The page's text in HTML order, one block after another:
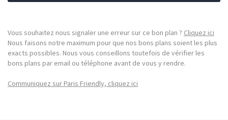
Vous souhaitez nous signaler une erreur sur ce bon plan ? Cliquez ici
Nous faisons notre maximum pour que nos bons plans soient les plus
exacts possibles. Nous vous conseillons toutefois de vérifier les
bons plans par email ou téléphone avant de vous y rendre.
Communiquez sur Paris Friendly, cliquez ici